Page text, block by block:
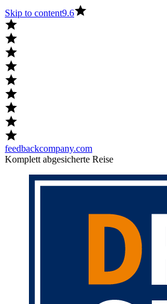
Skip to content9.6
feedbackcompany.com
Komplett abgesicherte Reise